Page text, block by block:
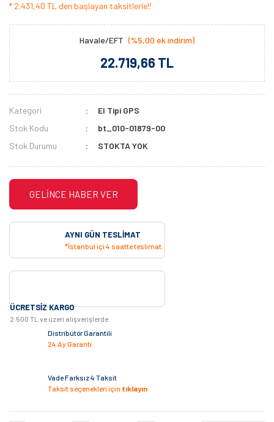
* 2.431,40 TL den başlayan taksitlerle!!
Havale/EFT (%5,00 ek indirim)
22.719,66 TL
Kategori
El Tipi GPS
Stok Kodu
bt_010-01879-00
Stok Durumu
STOKTA YOK
GELİNCE HABER VER
AYNI GÜN TESLIMAT
*İstanbul içi 4 saatte teslimat.
ÜCRETSIZ KARGO
2.500 TL ve üzeri alışverişlerde.
Distribütör Garantili
24 Ay Garanti
Vade Farksız 4 Taksit
Taksit seçenekleri için tıklayın